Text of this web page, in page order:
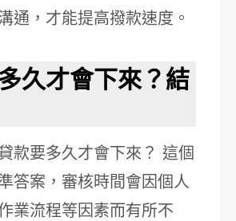
通，才能提高撥款速度。
久才會下來？結
款要多久才會下來？ 這個
答案，審核時間會因個人
業流程等因素而有所不